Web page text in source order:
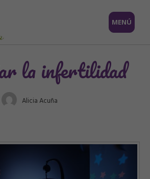
MENÚ
la infertilidad
Alicia Acuña